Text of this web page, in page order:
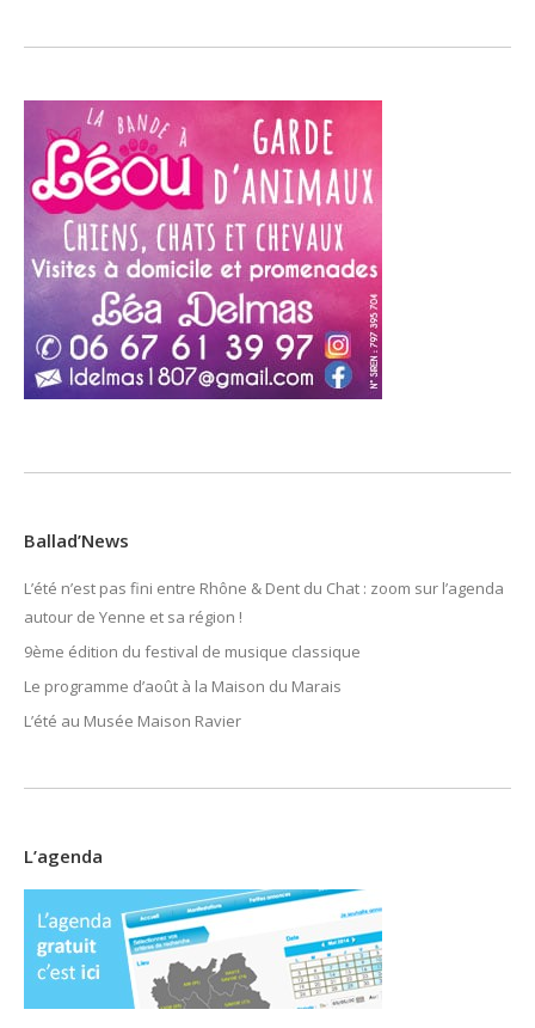
Ballad’News
L’été n’est pas fini entre Rhône & Dent du Chat : zoom sur l’agenda
autour de Yenne et sa région !
9ème édition du festival de musique classique
Le programme d’août à la Maison du Marais
L’été au Musée Maison Ravier
L’agenda